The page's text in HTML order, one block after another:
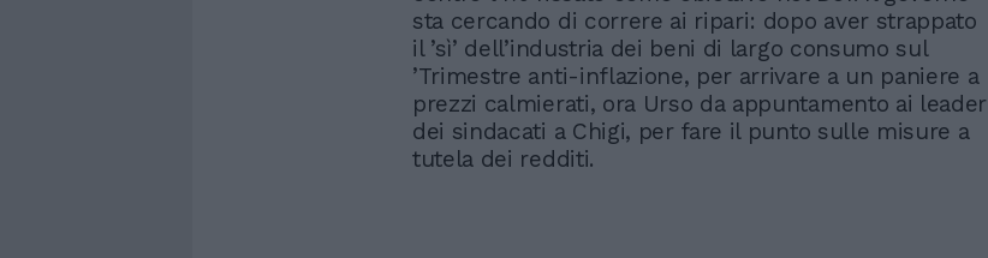
sta cercando di correre ai ripari: dopo aver strappato
il ’sì’ dell’industria dei beni di largo consumo sul
’Trimestre anti-inflazione, per arrivare a un paniere a
prezzi calmierati, ora Urso da appuntamento ai leader
dei sindacati a Chigi, per fare il punto sulle misure a
tutela dei redditi.